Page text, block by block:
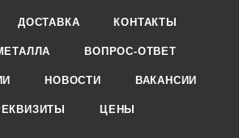
ДОСТАВКА КОНТАКТЫ
ВОПРОС-ОТВЕТ
НОВОСТИ ВАКАНСИИ
ЦЕНЫ